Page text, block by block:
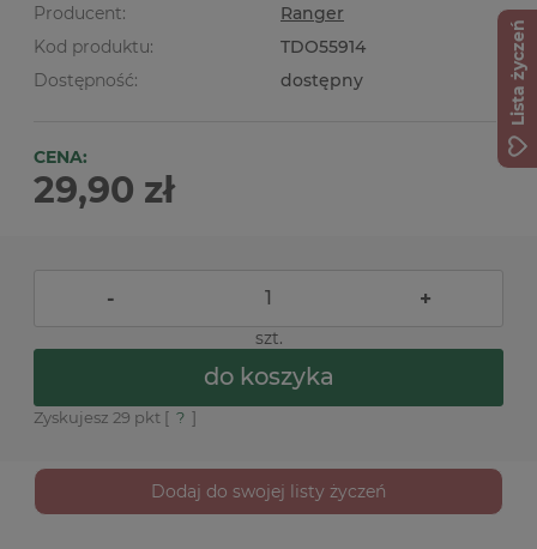
Producent:
Ranger
Kod produktu:
TDO55914
Dostępność:
dostępny
CENA:
29,90 zł
- +
szt.
do koszyka
Zyskujesz 29 pkt [ ? ]
Dodaj do swojej listy życzeń
Lista życzeń